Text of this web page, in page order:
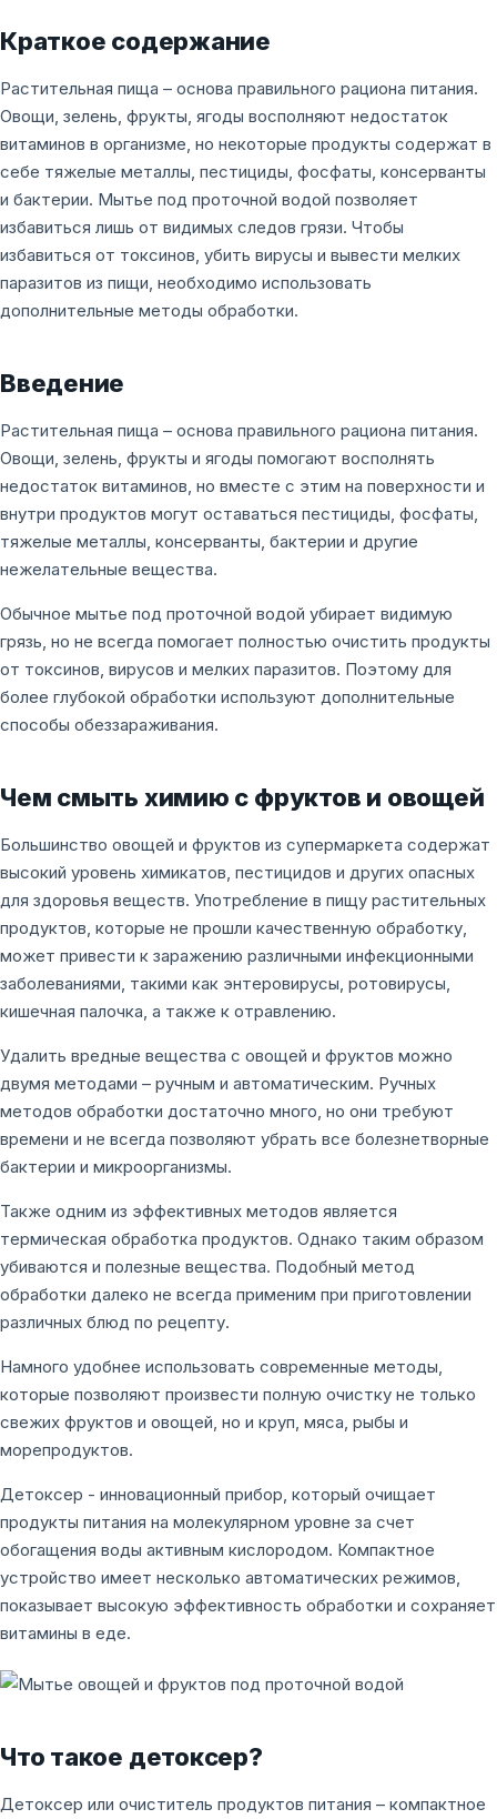
Краткое содержание
Растительная пища – основа правильного рациона питания.
Овощи, зелень, фрукты, ягоды восполняют недостаток
витаминов в организме, но некоторые продукты содержат в
себе тяжелые металлы, пестициды, фосфаты, консерванты
и бактерии. Мытье под проточной водой позволяет
избавиться лишь от видимых следов грязи. Чтобы
избавиться от токсинов, убить вирусы и вывести мелких
паразитов из пищи, необходимо использовать
дополнительные методы обработки.
Введение
Растительная пища – основа правильного рациона питания.
Овощи, зелень, фрукты и ягоды помогают восполнять
недостаток витаминов, но вместе с этим на поверхности и
внутри продуктов могут оставаться пестициды, фосфаты,
тяжелые металлы, консерванты, бактерии и другие
нежелательные вещества.
Обычное мытье под проточной водой убирает видимую
грязь, но не всегда помогает полностью очистить продукты
от токсинов, вирусов и мелких паразитов. Поэтому для
более глубокой обработки используют дополнительные
способы обеззараживания.
Чем смыть химию с фруктов и овощей
Большинство овощей и фруктов из супермаркета содержат
высокий уровень химикатов, пестицидов и других опасных
для здоровья веществ. Употребление в пищу растительных
продуктов, которые не прошли качественную обработку,
может привести к заражению различными инфекционными
заболеваниями, такими как энтеровирусы, ротовирусы,
кишечная палочка, а также к отравлению.
Удалить вредные вещества с овощей и фруктов можно
двумя методами – ручным и автоматическим. Ручных
методов обработки достаточно много, но они требуют
времени и не всегда позволяют убрать все болезнетворные
бактерии и микроорганизмы.
Также одним из эффективных методов является
термическая обработка продуктов. Однако таким образом
убиваются и полезные вещества. Подобный метод
обработки далеко не всегда применим при приготовлении
различных блюд по рецепту.
Намного удобнее использовать современные методы,
которые позволяют произвести полную очистку не только
свежих фруктов и овощей, но и круп, мяса, рыбы и
морепродуктов.
Детоксер - инновационный прибор, который очищает
продукты питания на молекулярном уровне за счет
обогащения воды активным кислородом. Компактное
устройство имеет несколько автоматических режимов,
показывает высокую эффективность обработки и сохраняет
витамины в еде.
Что такое детоксер?
Детоксер или очиститель продуктов питания – компактное